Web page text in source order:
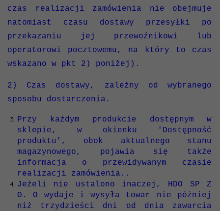
czas realizacji zamówienia nie obejmuje
natomiast czasu dostawy przesyłki po
przekazaniu jej przewoźnikowi lub
operatorowi pocztowemu, na który to czas
wskazano w pkt 2) poniżej).
2) Czas dostawy, zależny od wybranego
sposobu dostarczenia.
Przy każdym produkcie dostępnym w
sklepie, w okienku 'Dostępność
produktu', obok aktualnego stanu
magazynowego, pojawia się także
informacja o przewidywanym czasie
realizacji zamówienia..
Jeżeli nie ustalono inaczej, HDO SP Z
O. O wydaje i wysyła towar nie później
niż trzydzieści dni od dnia zawarcia